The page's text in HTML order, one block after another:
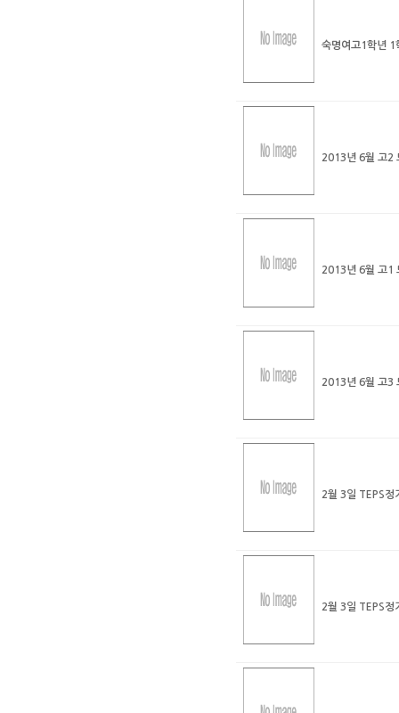
숙명여고1학년 1
2013년 6월 고2
2013년 6월 고1
2013년 6월 고3
2월 3일 TEPS정
2월 3일 TEPS정